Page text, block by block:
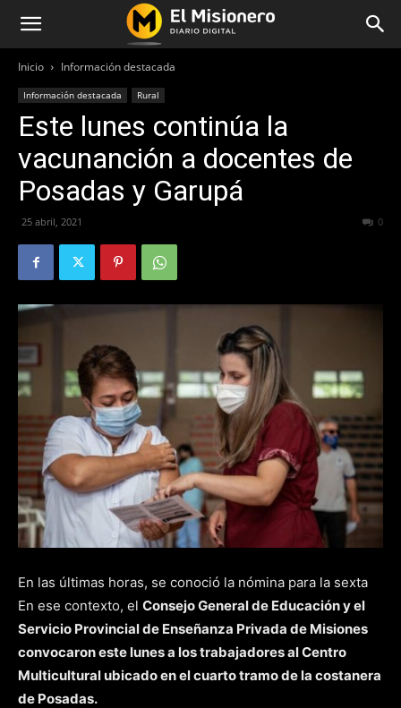
Inicio Información destacada
Información destacada Rural
Este lunes continúa la
vacunanción a docentes de
Posadas y Garupá
25 abril, 2021 0
En las últimas horas, se conoció la nómina para la sexta
En ese contexto, el Consejo General de Educación y el
Servicio Provincial de Enseñanza Privada de Misiones
convocaron este lunes a los trabajadores al Centro
Multicultural ubicado en el cuarto tramo de la costanera
de Posadas.